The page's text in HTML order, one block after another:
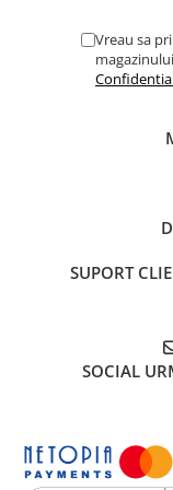
1%, Fosfor min.
3500 Kcal/kg
Mod de utilizare:
întotdeauna apă
Vreau sa
SUPORT
SOCIAL